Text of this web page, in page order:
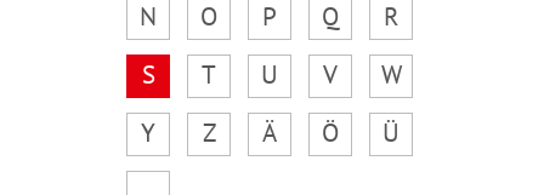
N
O P Q
R
S
T U V
W
Y
Z Ä Ö
Ü